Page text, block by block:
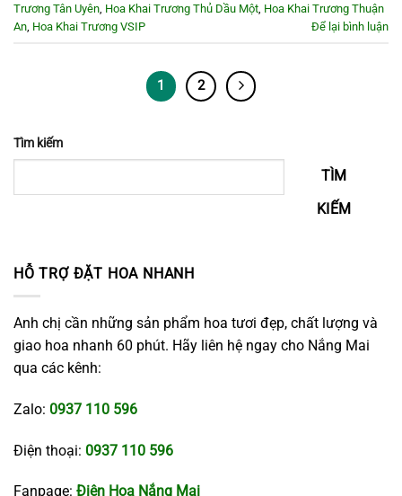
Trương Tân Uyên Hoa Khai Trương Thủ Dầu Một Hoa Khai Trương Thuận
An Hoa Khai Trương VSIP Để lại bình luận
1 2
Tìm kiếm
TÌM
KIẾM
HỖ TRỢ ĐẶT HOA NHANH
Anh chị cần những sản phẩm hoa tươi đẹp, chất lượng và
giao hoa nhanh 60 phút. Hãy liên hệ ngay cho Nắng Mai
qua các kênh:
Zalo: 0937 110 596
Điện thoại: 0937 110 596
Fanpage: Điện Hoa Nắng Mai